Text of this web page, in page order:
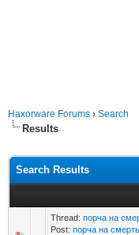
Haxorware Forums › Search
Results
Search Results
Thread: порча на
Post: порча на